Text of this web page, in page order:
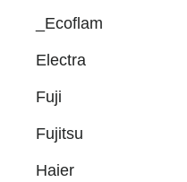
_Ecoflam
Electra
Fuji
Fujitsu
Haier